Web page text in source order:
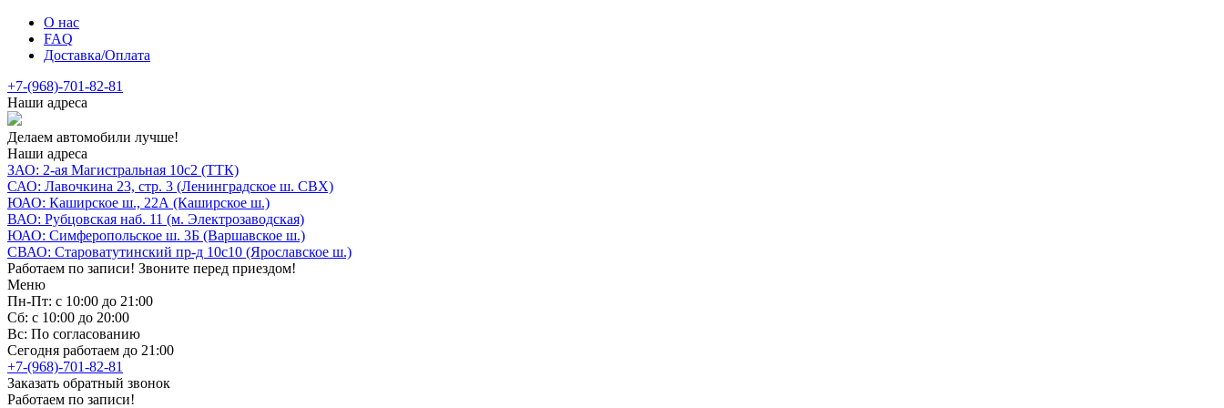
О нас
FAQ
Доставка/Оплата
+7-(968)-701-82-81
Наши адреса
Делаем автомобили лучше!
Наши адреса
ЗАО: 2-ая Магистральная 10с2 (ТТК)
САО: Лавочкина 23, стр. 3 (Ленинградское ш. СВХ)
ЮАО: Каширское ш., 22А (Каширское ш.)
ВАО: Рубцовская наб. 11 (м. Электрозаводская)
ЮАО: Симферопольское ш. 3Б (Варшавское ш.)
СВАО: Староватутинский пр-д 10с10 (Ярославское ш.)
Работаем по записи! Звоните перед приездом!
Меню
Пн-Пт: с 10:00 до 21:00
Сб: с 10:00 до 20:00
Вс: По согласованию
Сегодня работаем до 21:00
+7-(968)-701-82-81
Заказать обратный звонок
Работаем по записи!